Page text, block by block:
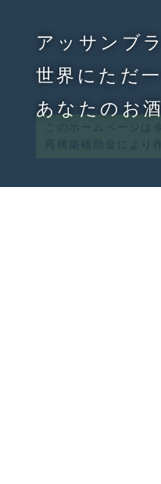
ア ッ サ ン ブ ラ
世界 に た だ 一
あ な た の お酒